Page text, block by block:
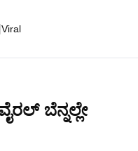
Viral
ಬೆನ್ನಲ್ಲೇ